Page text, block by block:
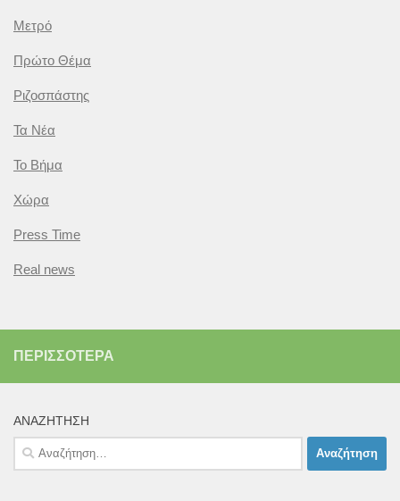
Μετρό
Πρώτο Θέμα
Ριζοσπάστης
Τα Νέα
Το Βήμα
Χώρα
Press Time
Real news
ΠΕΡΙΣΣΌΤΕΡΑ
ΑΝΑΖΉΤΗΣΗ
Αναζήτηση
για: